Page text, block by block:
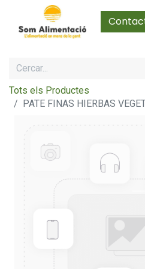
Tots els Productes
PATE FINAS HIERBAS